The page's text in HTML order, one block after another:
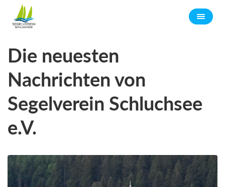
Die neuesten
Nachrichten von
Segelverein Schluchsee
e.V.